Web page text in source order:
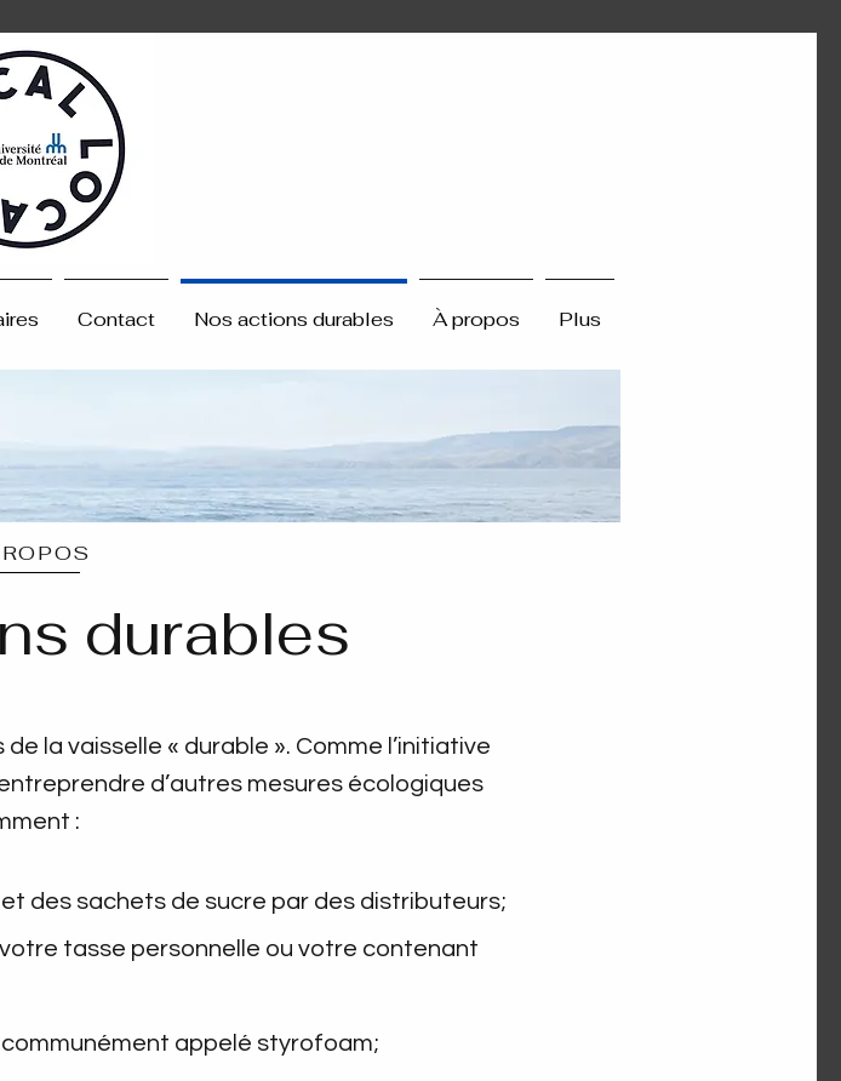
durables
la vaisselle « durable ». Comme l’initiative
d’autres mesures écologiques
:
des sachets de sucre par des distributeurs;
tasse personnelle ou votre contenant
appelé styrofoam;
Contact Nos actions durables À propos Plus